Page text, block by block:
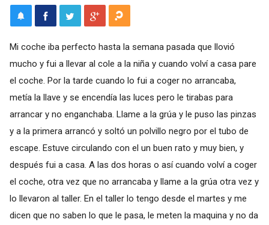
Mi coche iba perfecto hasta la semana pasada que llovió
mucho y fui a llevar al cole a la niña y cuando volví a casa pare
el coche. Por la tarde cuando lo fui a coger no arrancaba,
metía la llave y se encendía las luces pero le tirabas para
arrancar y no enganchaba. Llame a la grúa y le puso las pinzas
y a la primera arrancó y soltó un polvillo negro por el tubo de
escape. Estuve circulando con el un buen rato y muy bien, y
después fui a casa. A las dos horas o así cuando volví a coger
el coche, otra vez que no arrancaba y llame a la grúa otra vez y
lo llevaron al taller. En el taller lo tengo desde el martes y me
dicen que no saben lo que le pasa, le meten la maquina y no da